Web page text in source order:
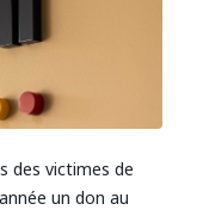
des victimes de
un don au